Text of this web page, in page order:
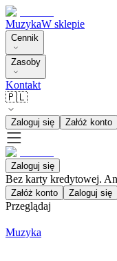
MuzykaW sklepie
Cennik
Zasoby
Kontakt
🇵🇱
Zaloguj się Załóż konto
Zaloguj się
Bez karty kredytowej.
Załóż konto Zaloguj się
Przeglądaj
Muzyka